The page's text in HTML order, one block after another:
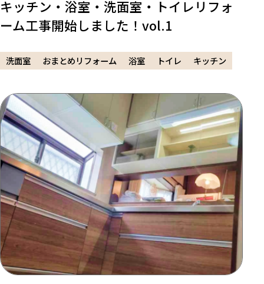
キッチン・浴室・洗面室・トイレリフォ
ーム工事開始しました！vol.1
洗面室 おまとめリフォーム 浴室 トイレ キッチン